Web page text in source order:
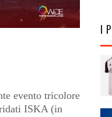
evento tricolore
ISKA (in
I